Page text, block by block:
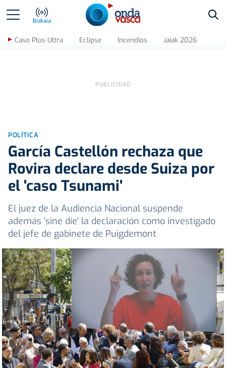
Bizkaia
Caso Plus Ultra Eclipse Incendios Jaiak 2026
POLÍTICA
García Castellón rechaza que
Rovira declare desde Suiza por
el 'caso Tsunami'
El juez de la Audiencia Nacional suspende
además 'sine die' la declaración como investigado
del jefe de gabinete de Puigdemont